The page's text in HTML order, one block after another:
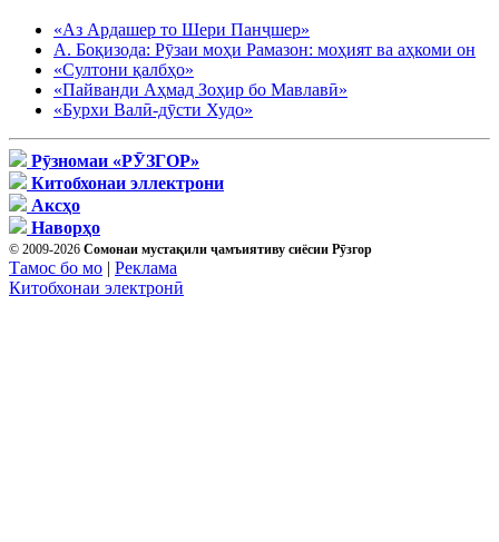
«Аз Ардашер то Шери Панҷшер»
А. Боқизода: Рӯзаи моҳи Рамазон: моҳият ва аҳкоми он
«Султони қалбҳо»
«Пайванди Аҳмад Зоҳир бо Мавлавӣ»
«Бурхи Валӣ-дӯсти Худо»
Рӯзномаи «РӮЗГОР»
Китобхонаи эллектрони
Аксҳо
Наворҳо
© 2009-2026 Сомонаи мустақили ҷамъиятиву сиёсии Рӯзгор
Тамос бо мо | Реклама
Китобхонаи электронӣ